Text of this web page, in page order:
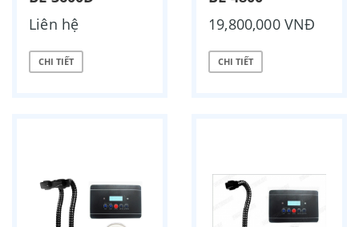
Liên hệ
CHI TIẾT
19,800,000 VNĐ
CHI TIẾT